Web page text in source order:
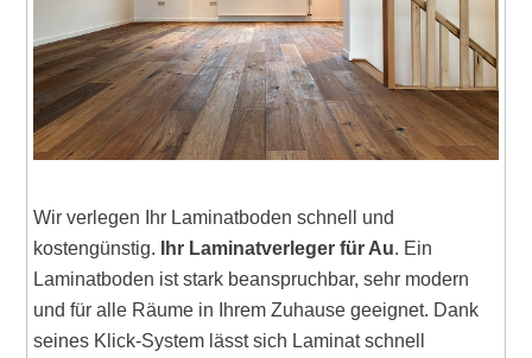
Wir verlegen Ihr Laminatboden schnell und
kostengünstig.
Ihr Laminatverleger für Au. Ein
Laminatboden ist stark beanspruchbar, sehr modern
und für alle Räume in Ihrem Zuhause geeignet. Dank
seines Klick-System lässt sich Laminat schnell